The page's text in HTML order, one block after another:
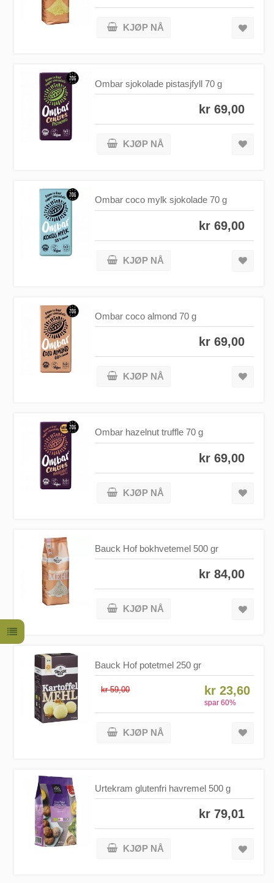
KJØP NÅ
Ombar sjokolade pistasjfyll 70 g
kr 69,00
KJØP NÅ
Ombar coco mylk sjokolade 70 g
kr 69,00
KJØP NÅ
Ombar coco almond 70 g
kr 69,00
KJØP NÅ
Ombar hazelnut truffle 70 g
kr 69,00
KJØP NÅ
Bauck Hof bokhvetemel 500 gr
kr 84,00
KJØP NÅ
Bauck Hof potetmel 250 gr
kr 59,00 kr 23,60
spar60%
KJØP NÅ
Urtekram glutenfri havremel 500 g
kr 79,01
KJØP NÅ